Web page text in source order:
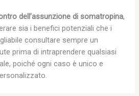
dell’assunzione di somatropina,
sia i benefici potenziali che i
consultare sempre un
prima di intraprendere qualsiasi
poiché ogni caso è unico e